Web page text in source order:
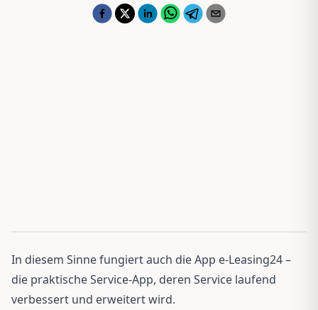
In diesem Sinne fungiert auch die App e-Leasing24 –
die praktische Service-App, deren Service laufend
verbessert und erweitert wird.